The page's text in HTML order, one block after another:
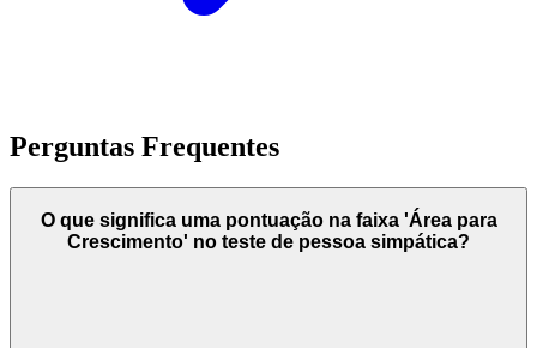
Perguntas Frequentes
O que significa uma pontuação na faixa 'Área para
Crescimento' no teste de pessoa simpática?